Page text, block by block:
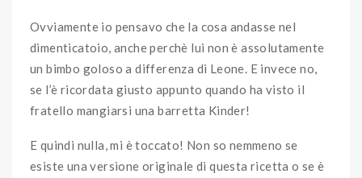
Ovviamente io pensavo che la cosa andasse nel
dimenticatoio, anche perchè lui non è assolutamente
un bimbo goloso a differenza di Leone. E invece no,
se l’è ricordata giusto appunto quando ha visto il
fratello mangiarsi una barretta Kinder!
E quindi nulla, mi è toccato! Non so nemmeno se
esiste una versione originale di questa ricetta o se è